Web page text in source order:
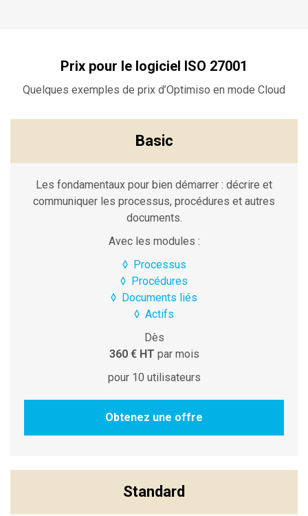
Prix pour le logiciel ISO 27001
Quelques exemples de prix d’Optimiso en mode Cloud
Basic
Les fondamentaux pour bien démarrer : décrire et
communiquer les processus, procédures et autres
documents.
Avec les modules :
◊ Processus
◊ Procédures
◊ Documents liés
◊ Actifs
Dès
360 € HT par mois
pour 10 utilisateurs
Obtenez une offre
Standard